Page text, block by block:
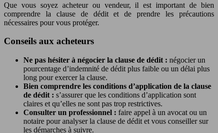
Que vous soyez acheteur ou vendeur, il est important de bien
comprendre la clause de dédit et de prendre les précautions
nécessaires pour vous protéger.
Conseils aux acheteurs
Ne pas hésiter à négocier la clause de dédit : négocier un
pourcentage d’indemnité de dédit plus faible ou un délai plus
long pour exercer la clause.
Bien comprendre les conditions d’application de la clause
de dédit : s’assurer que les conditions d’application sont
claires et qu’elles ne sont pas trop restrictives.
Consulter un professionnel : faire appel à un avocat ou un
notaire pour analyser la clause de dédit et vous conseiller sur
les démarches à suivre.